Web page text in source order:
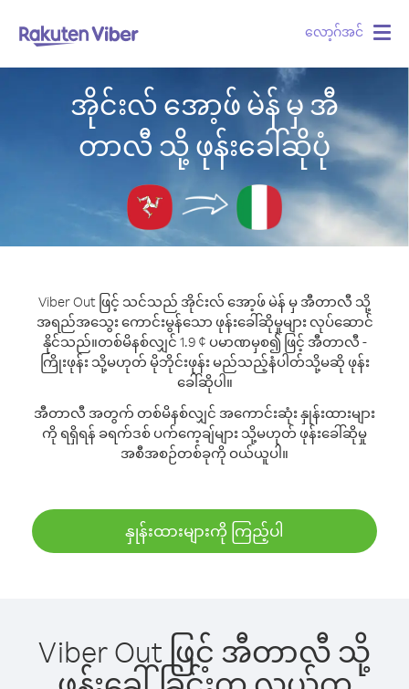
လော့ဂ်အင်
အိုင်းလ် အော့ဖ် မဲန် မှ အီ
တာလီ သို့ ဖုန်းခေါ်ဆိုပုံ
Viber Out ဖြင့် သင်သည် အိုင်းလ် အော့ဖ် မဲန် မှ အီတာလီ သို့
အရည်အသွေး ကောင်းမွန်သော ဖုန်းခေါ်ဆိုမှုများ လုပ်ဆောင်
နိုင်သည်။တစ်မိနစ်လျှင် 1.9 ¢ ပမာဏမှစ၍ ဖြင့် အီတာလီ -
ကြိုးဖုန်း သို့မဟုတ် မိုဘိုင်းဖုန်း မည်သည့်နံပါတ်သို့မဆို ဖုန်း
ခေါ်ဆိုပါ။
အီတာလီ အတွက် တစ်မိနစ်လျှင် အကောင်းဆုံး နှုန်းထားများ
ကို ရရှိရန် ခရက်ဒစ် ပက်ကေ့ချ်များ သို့မဟုတ် ဖုန်းခေါ်ဆိုမှု
အစီအစဉ်တစ်ခုကို ဝယ်ယူပါ။
နှုန်းထားများကို ကြည့်ပါ
Viber Out ဖြင့် အီတာလီ သို့